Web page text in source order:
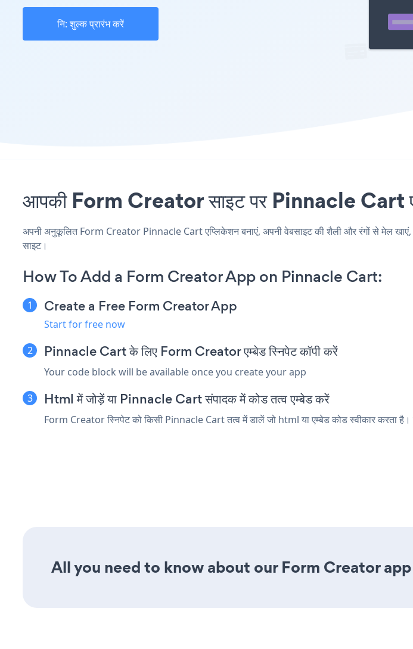
नि: शुल्क प्रारंभ करें
आपकी Form Creator साइट पर Pinnacle Cart
अपनी अनुकूलित Form Creator Pinnacle Cart एप्लिकेशन बनाएं, अपनी वेबसाइट की शैली और रंगों से मेल
साइट।
How To Add a Form Creator App on Pinnacle Cart:
Create a Free Form Creator App
Start for free now
Pinnacle Cart के लिए Form Creator एम्बेड स्निपेट कॉपी करें
Your code block will be available once you create your app
Html में जोड़ें या Pinnacle Cart संपादक में कोड तत्व एम्बेड करें
Form Creator स्निपेट को किसी Pinnacle Cart तत्व में डालें जो html या एम्बेड कोड स्वीकार करता
All you need to know about our Form Creator